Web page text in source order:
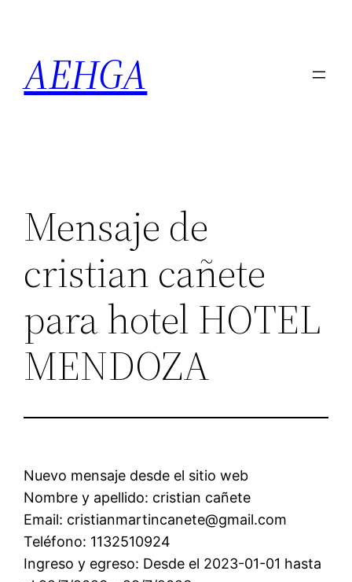
contenido
AEHGA
Mensaje de
cristian cañete
para hotel HOTEL
MENDOZA
Nuevo mensaje desde el sitio web
Nombre y apellido: cristian cañete
Email: cristianmartincanete@gmail.com
Teléfono: 1132510924
Ingreso y egreso: Desde el 2023-01-01 hasta